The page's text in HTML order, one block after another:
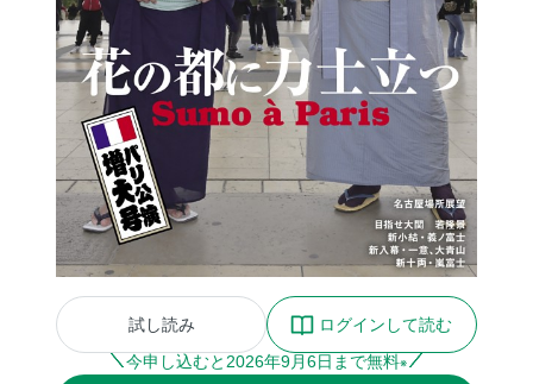
試し読み
ログインして読む
今申し込むと 2026年9月6日まで無料※